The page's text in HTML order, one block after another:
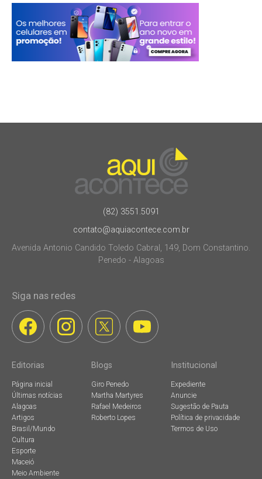
(82) 3551.5091
contato@aquiacontece.com.br
Avenida Antonio Candido Toledo Cabral, 149, Dom Constantino.
Penedo - Alagoas
Siga nas redes
Editorias
Página inicial
Últimas notícias
Alagoas
Artigos
Brasil/Mundo
Cultura
Esporte
Maceió
Meio Ambiente
Blogs
Giro Penedo
Martha Martyres
Rafael Medeiros
Roberto Lopes
Institucional
Expediente
Anuncie
Sugestão de Pauta
Política de privacidade
Termos de Uso